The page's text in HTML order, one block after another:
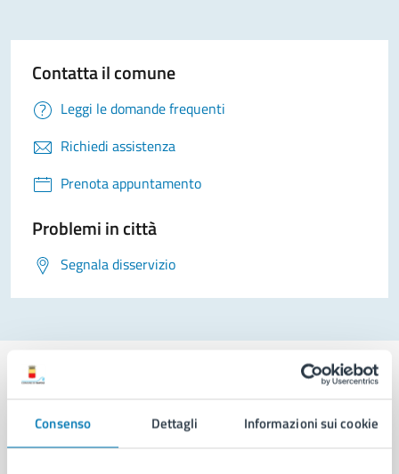
Consenso Dettagli Informazioni sui cookie
Contatta il comune
Leggi le domande frequenti
Richiedi assistenza
Prenota appuntamento
Problemi in città
Segnala disservizio
Comune di Napoli